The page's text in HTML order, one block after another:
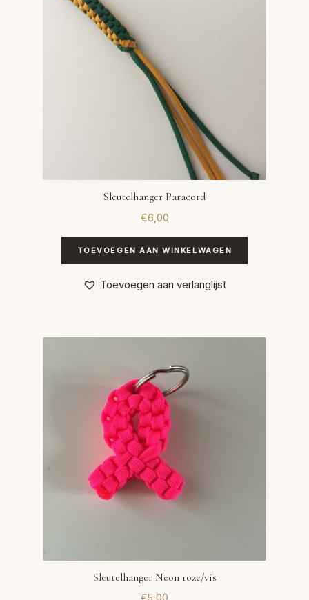
Sleutelhanger Paracord
€6,00
TOEVOEGEN AAN WINKELWAGEN
Toevoegen aan verlanglijst
Sleutelhanger Neon roze/vis